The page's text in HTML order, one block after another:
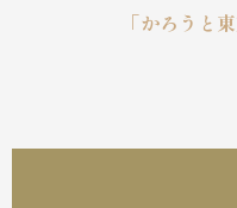
「かろうと